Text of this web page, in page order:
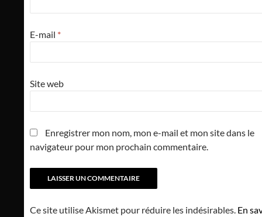
E-mail *
Site web
Enregistrer mon nom, mon e-mail et mon site dans le
navigateur pour mon prochain commentaire.
Ce site utilise Akismet pour réduire les indésirables. En